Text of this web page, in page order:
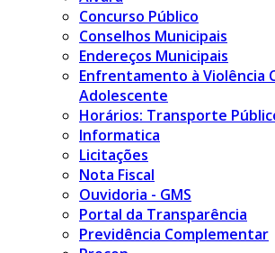
Concurso Público
Conselhos Municipais
Endereços Municipais
Enfrentamento à Violência
Adolescente
Horários: Transporte
Informatica
Licitações
Nota Fiscal
Ouvidoria - GMS
Portal da Transparência
Previdência Complementar